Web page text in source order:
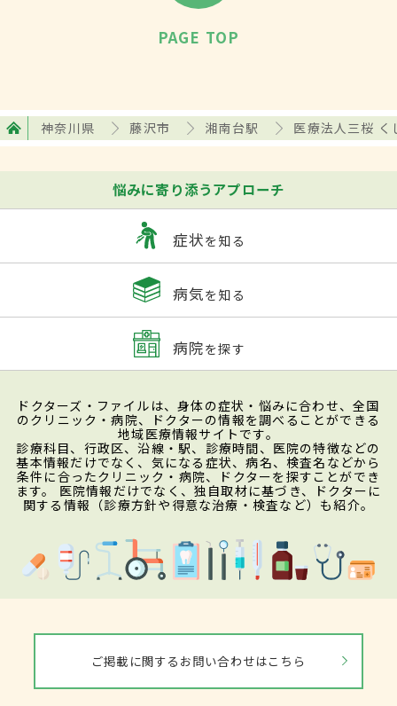
PAGE TOP
神奈川県 藤沢市 湘南台駅 医療法人三桜
悩みに寄り添うアプローチ
症状を知る
病気を知る
病院を探す
ドクターズ・ファイルは、身体の症状・悩みに合わせ、全国
のクリニック・病院、ドクターの情報を調べることができる
地域医療情報サイトです。
診療科目、行政区、沿線・駅、診療時間、医院の特徴などの
基本情報だけでなく、気になる症状、病名、検査名などから
条件に合ったクリニック・病院、ドクターを探すことができ
ます。 医院情報だけでなく、独自取材に基づき、ドクターに
関する情報（診療方針や得意な治療・検査など）も紹介。
ご掲載に関するお問い合わせはこちら